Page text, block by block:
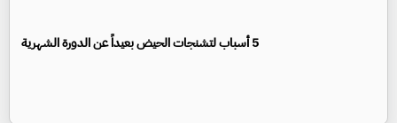
5 أسباب لتشنجات الحيض بعيداً عن الدورة الشهرية